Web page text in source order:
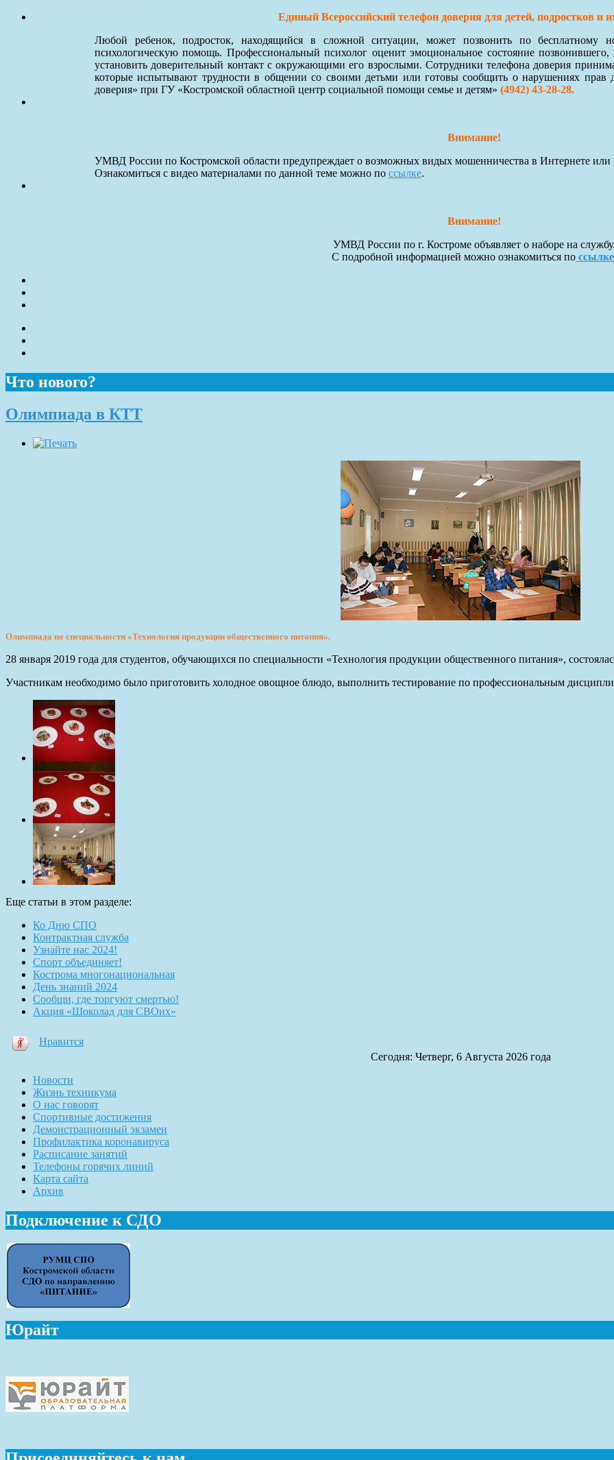
Единый Всероссийский телефон доверия для детей, подростков и
Любой ребенок, подросток, находящийся в сложной ситуации, может позвонить по бесплатному
психологическую помощь. Профессиональный психолог оценит эмоциональное состояние
установить доверительный контакт с окружающими его взрослыми. Сотрудники телефона доверия
которые испытывают трудности в общении со своими детьми или готовы сообщить о нарушениях прав
доверия» при ГУ «Костромской областной центр социальной помощи семье и детям» (4942) 43-28-28.
Внимание!
УМВД России по Костромской области предупреждает о возможных видых мошенничества в Интернете или
Ознакомиться с видео материалами по данной теме можно по ссылке.
Внимание!
УМВД России по г. Костроме объявляет о наборе на
С подробной информацией можно ознакомиться по ссылке
Что нового?
Олимпиада в КТТ
Олимпиада по специальности «Технология продукции общественного питания».
28 января 2019 года для студентов, обучающихся по специальности «Технология продукции общественного питания»,
Участникам необходимо было приготовить холодное овощное блюдо, выполнить тестирование по профессиональным
Еще статьи в этом разделе:
Ко Дню СПО
Контрактная служба
Узнайте нас 2024!
Спорт объединяет!
Кострома многонациональная
День знаний 2024
Сообщи, где торгуют смертью!
Акция «Шоколад для СВОих»
Нравится
Сегодня: Четверг, 6 Августа 2026 года
Новости
Жизнь техникума
О нас говорят
Спортивные достижения
Демонстрационный экзамен
Профилактика коронавируса
Расписание занятий
Телефоны горячих линий
Карта сайта
Архив
Подключение к СДО
Юрайт